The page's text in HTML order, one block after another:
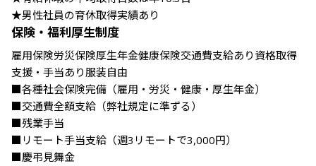
★男性社員の育休取得実績あり
保険・福利厚生制度
雇用保険労災保険厚生年金健康保険交通費支給あり資格取得
支援・手当あり服装自由
■各種社会保険完備（雇用・労災・健康・厚生年金）
■交通費全額支給（弊社規定に準ずる）
■残業手当
■リモート手当支給（週3リモートで3,000円）
■慶弔見舞金